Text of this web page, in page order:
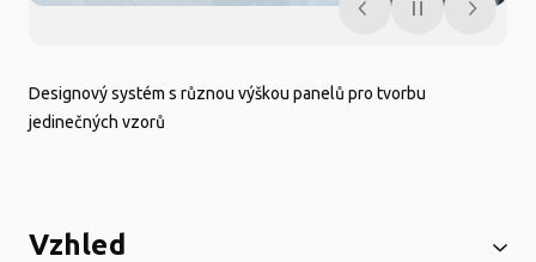
Designový systém s různou výškou panelů pro tvorbu
jedinečných vzorů
Vzhled